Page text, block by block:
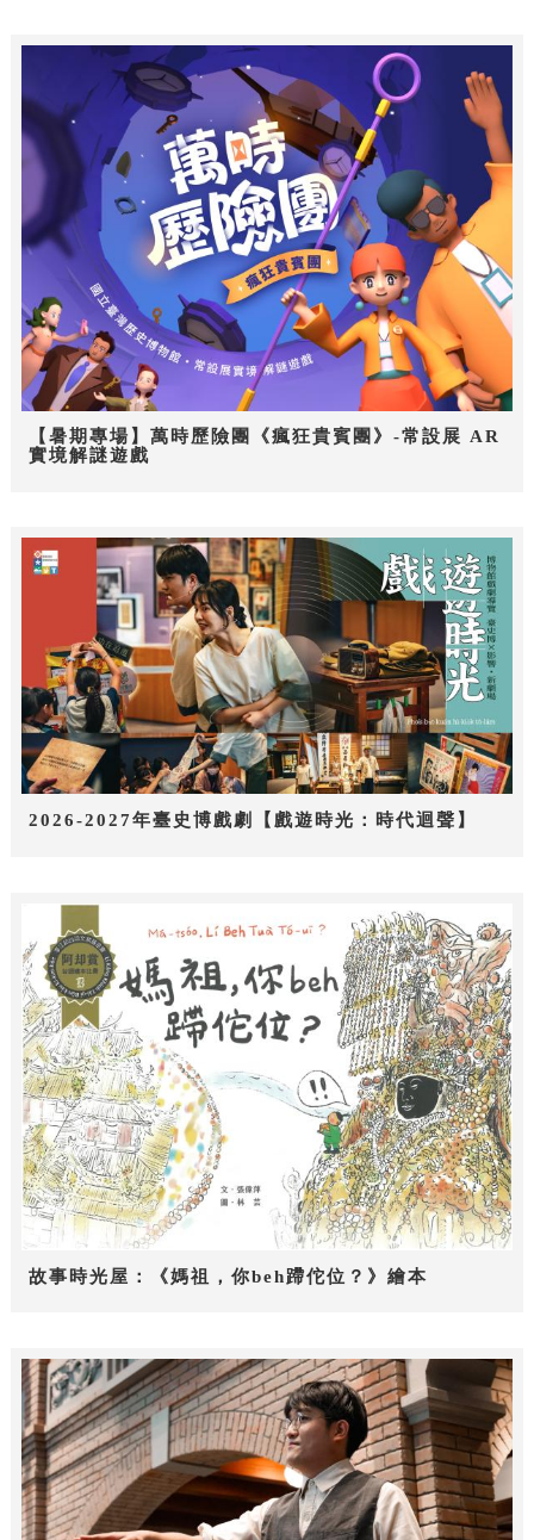
【暑期專場】萬時歷險團《瘋狂貴賓團》-常設展 AR
實境解謎遊戲
2026-2027年臺史博戲劇【戲遊時光：時代迴聲】
故事時光屋：《媽祖，你beh蹛佗位？》繪本